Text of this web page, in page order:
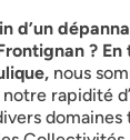
d’un
? En
nous
rapidité
domaines